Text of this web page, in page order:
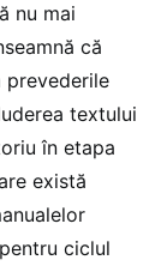
nu mai
că
prevederile
textului
în etapa
există
ciclul